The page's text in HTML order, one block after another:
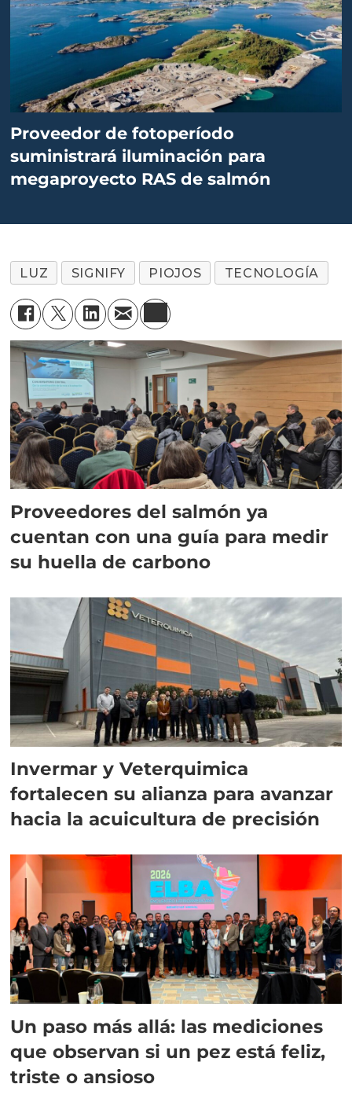
Proveedor de fotoperíodo
suministrará iluminación para
megaproyecto RAS de salmón
LUZ SIGNIFY PIOJOS TECNOLOGÍA
Proveedores del salmón ya
cuentan con una guía para medir
su huella de carbono
Invermar y Veterquimica
fortalecen su alianza para avanzar
hacia la acuicultura de precisión
Un paso más allá: las mediciones
que observan si un pez está feliz,
triste o ansioso